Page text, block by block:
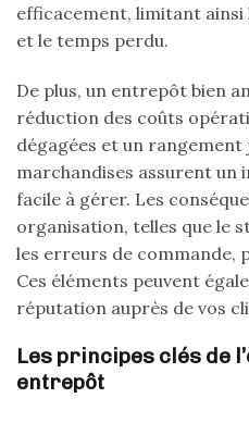
efficacement, limitant ainsi
et le temps perdu.
De plus, un entrepôt bien
réduction des coûts
dégagées et un rangement
marchandises assurent un
facile à gérer. Les
organisation, telles que le
les erreurs de commande,
Ces éléments peuvent
réputation auprès de vos
Les principes clés de
entrepôt